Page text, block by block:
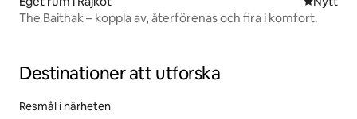
The Baithak – koppla av, återförenas och fira i komfort.
Destinationer att utforska
Resmål i närheten